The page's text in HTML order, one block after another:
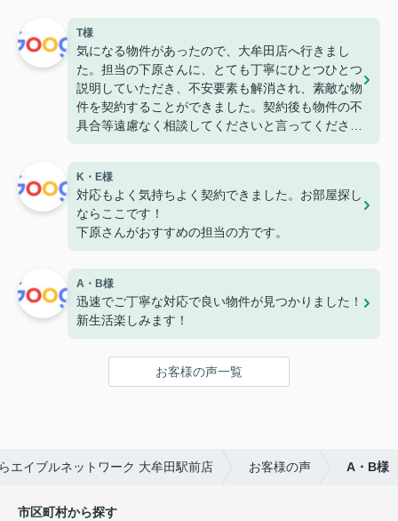
T様
気になる物件があったので、大牟田店へ行きまし
た。担当の下原さんに、とても丁寧にひとつひとつ
説明していただき、不安要素も解消され、素敵な物
件を契約することができました。契約後も物件の不
具合等遠慮なく相談してくださいと言ってくださっ
たので、安心して住めそうです。
K・E様
対応もよく気持ちよく契約できました。お部屋探し
ならここです！
下原さんがおすすめの担当の方です。
A・B様
迅速でご丁寧な対応で良い物件が見つかりました！
新生活楽しみます！
お客様の声一覧
エイブルネットワーク 大牟田駅前店 お客様の声 A・B様
市区町村から探す